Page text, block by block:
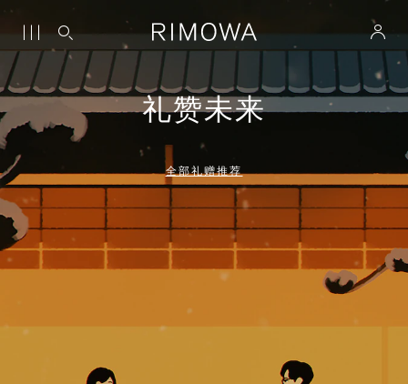
礼赞未来
全部礼赠推荐